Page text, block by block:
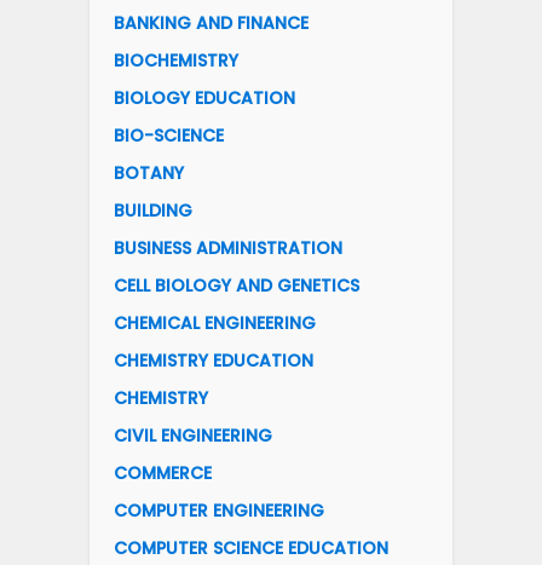
BANKING AND FINANCE
BIOCHEMISTRY
BIOLOGY EDUCATION
BIO-SCIENCE
BOTANY
BUILDING
BUSINESS ADMINISTRATION
CELL BIOLOGY AND GENETICS
CHEMICAL ENGINEERING
CHEMISTRY EDUCATION
CHEMISTRY
CIVIL ENGINEERING
COMMERCE
COMPUTER ENGINEERING
COMPUTER SCIENCE EDUCATION